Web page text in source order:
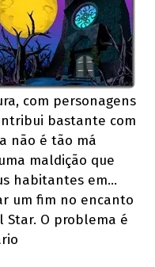
com personagens
bastante com
não é tão má
maldição que
habitantes em…
um fim no encanto
Star. O problema é